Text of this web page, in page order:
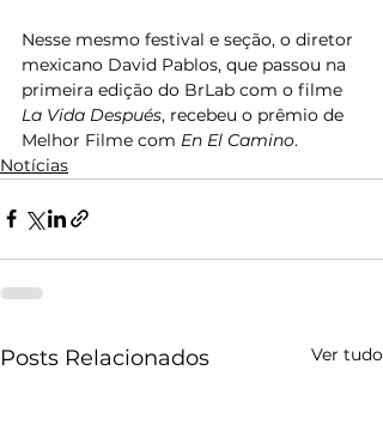
Nesse mesmo festival e seção, o diretor
mexicano David Pablos, que passou na
primeira edição do BrLab com o filme
La Vida Después, recebeu o prêmio de
Melhor Filme com En El Camino.
Notícias
Posts Relacionados Ver tudo